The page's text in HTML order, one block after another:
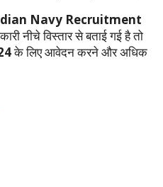
Navy Recruitment
नीचे विस्तार से बताई गई है तो
के लिए आवेदन करने और अधिक